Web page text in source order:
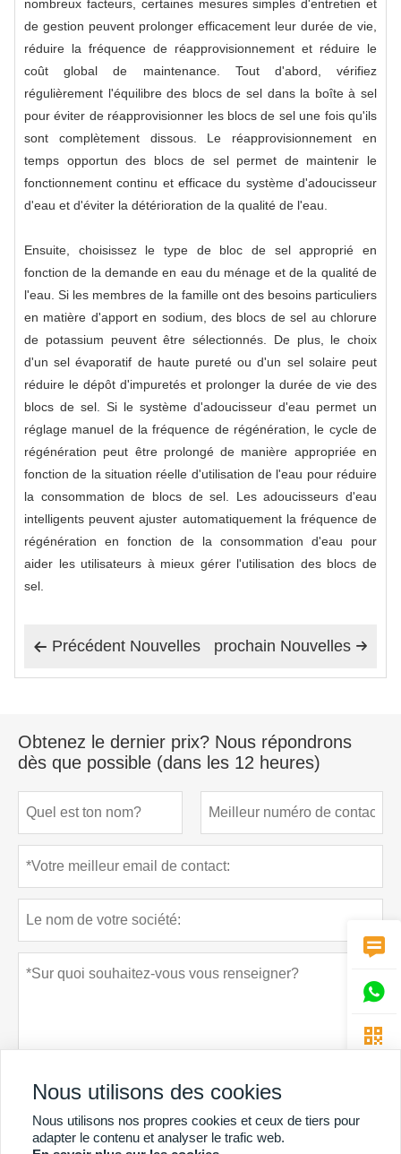
nombreux facteurs, certaines mesures simples d'entretien et
de gestion peuvent prolonger efficacement leur durée de vie,
réduire la fréquence de réapprovisionnement et réduire le
coût global de maintenance. Tout d'abord, vérifiez
régulièrement l'équilibre des blocs de sel dans la boîte à sel
pour éviter de réapprovisionner les blocs de sel une fois qu'ils
sont complètement dissous. Le réapprovisionnement en
temps opportun des blocs de sel permet de maintenir le
fonctionnement continu et efficace du système d'adoucisseur
d'eau et d'éviter la détérioration de la qualité de l'eau.
Ensuite, choisissez le type de bloc de sel approprié en
fonction de la demande en eau du ménage et de la qualité de
l'eau. Si les membres de la famille ont des besoins particuliers
en matière d'apport en sodium, des blocs de sel au chlorure
de potassium peuvent être sélectionnés. De plus, le choix
d'un sel évaporatif de haute pureté ou d'un sel solaire peut
réduire le dépôt d'impuretés et prolonger la durée de vie des
blocs de sel. Si le système d'adoucisseur d'eau permet un
réglage manuel de la fréquence de régénération, le cycle de
régénération peut être prolongé de manière appropriée en
fonction de la situation réelle d'utilisation de l'eau pour réduire
la consommation de blocs de sel. Les adoucisseurs d'eau
intelligents peuvent ajuster automatiquement la fréquence de
régénération en fonction de la consommation d'eau pour
aider les utilisateurs à mieux gérer l'utilisation des blocs de
sel.
 Précédent Nouvelles 
prochain Nouvelles
Obtenez le dernier prix? Nous répondrons
dès que possible (dans les 12 heures)
soumettre Politique de confidentialité



Nous utilisons des cookies
Nous utilisons nos propres cookies et ceux de tiers pour
adapter le contenu et analyser le trafic web.